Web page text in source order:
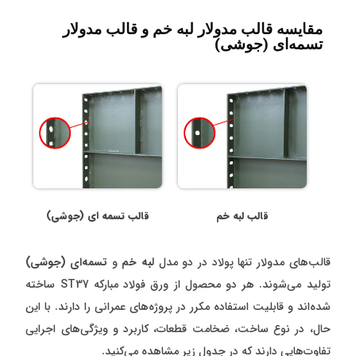
مقایسه قالب مدولار لبه خم و قالب مدولار
تسمه‌ای (جوشی)
قالب لبه خم قالب تسمه ای (جوشی)
قالب‌های مدولار تنها پولاد در دو مدل لبه خم و تسمه‌ای (جوشی)
تولید می‌شوند. هر دو محصول از ورق فولاد مبارکه ST37 ساخته
شده‌اند و قابلیت استفاده مکرر در پروژه‌های عمرانی را دارند. با این
حال، در نوع ساخت، ضخامت قطعات، کاربرد و ویژگی‌های اجرایی
تفاوت‌هایی دارند که در جدول زیر مشاهده می‌کنید.